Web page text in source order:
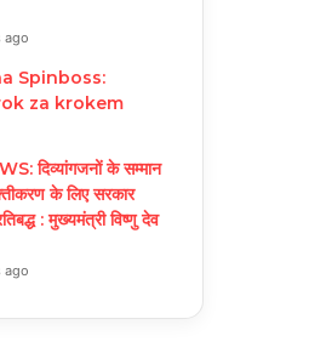
ago
Spinboss:
za krokem
दिव्यांगजनों के सम्मान
के लिए सरकार
: मुख्यमंत्री विष्णु देव
ago